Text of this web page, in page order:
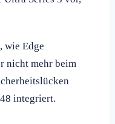
wie Edge
nicht mehr beim
integriert.